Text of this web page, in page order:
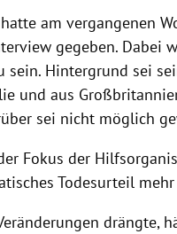
am vergangenen
gegeben. Dabei
sein. Hintergrund sei
und aus
sei nicht möglich
Fokus der
Todesurteil
drängte,